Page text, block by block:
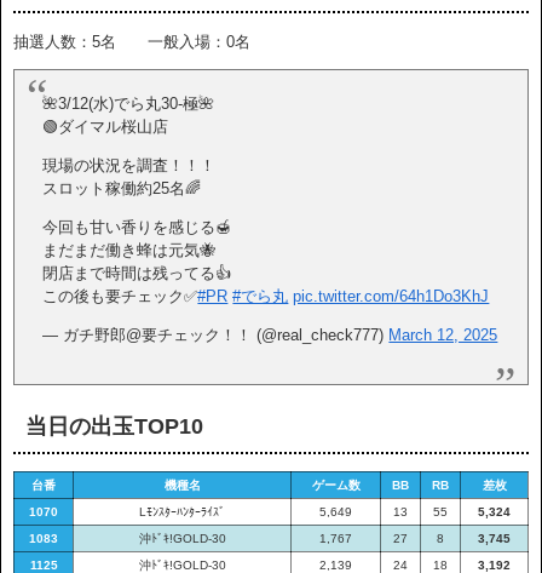
抽選人数：5名 一般入場：0名
🌺3/12(水)でら丸30-極🌺
🟢ダイマル桜山店
現場の状況を調査！！！
スロット稼働約25名🌈
今回も甘い香りを感じる🍯
まだまだ働き蜂は元気🐝
閉店まで時間は残ってる👍
この後も要チェック✅#PR #でら丸 pic.twitter.com/64h1Do3KhJ
— ガチ野郎@要チェック！！ (@real_check777) March 12, 2025
当日の出玉TOP10
台番 機種名 ゲーム数 BB RB
差枚
1070
Lﾓﾝｽﾀｰﾊﾝﾀｰﾗｲｽﾞ 5,649 13 55
5,324
1083
沖ﾄﾞｷ!GOLD-30 1,767 27 8
3,745
1125
沖ﾄﾞｷ!GOLD-30 2,139 24 18
3,192